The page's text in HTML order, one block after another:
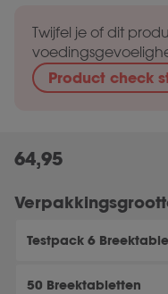
Twijfel je of dit
Product check
Testpack 6
50 Breektabletten
64,95